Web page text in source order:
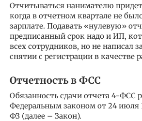
Отчитываться нанимателю
когда в отчетном квартале не
зарплате. Подавать «нулевую»
предписанный срок надо и ИП,
всех сотрудников, но не написал
снятии с регистрации в качестве
Отчетность в ФСС
Обязанность сдачи отчета 4-ФСС
Федеральным законом от 24 июля
ФЗ (далее – Закон).